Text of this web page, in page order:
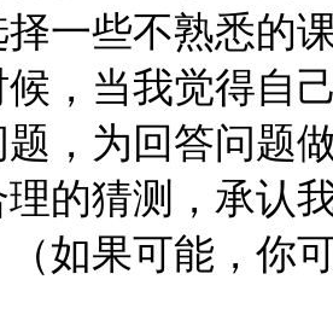
一些不熟悉的
，当我觉得自
，为回答问题
的猜测，承认
（如果可能，你